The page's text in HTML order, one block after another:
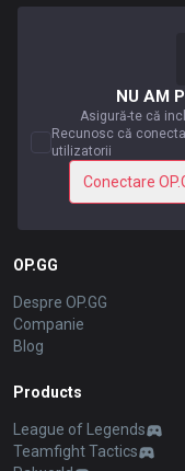
NU AM
Asigură-te că
Recunosc că
utilizatorii
Conectare
OP.GG
Despre OP.GG
Companie
Blog
Products
League of Legends
Teamfight Tactics